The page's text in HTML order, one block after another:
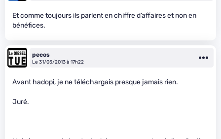
Et comme toujours ils parlent en chiffre d’affaires et non en
bénéfices.
pecos
Le 31/05/2013 à 17h22
Avant hadopi, je ne téléchargais presque jamais rien.
Juré.